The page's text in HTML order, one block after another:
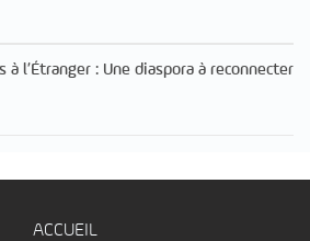
à l’Étranger : Une diaspora à reconnecter
ACCUEIL